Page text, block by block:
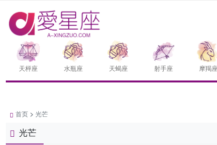
天枰座 水瓶座 天蝎座 射手座 摩羯
首页 > 光芒
光芒